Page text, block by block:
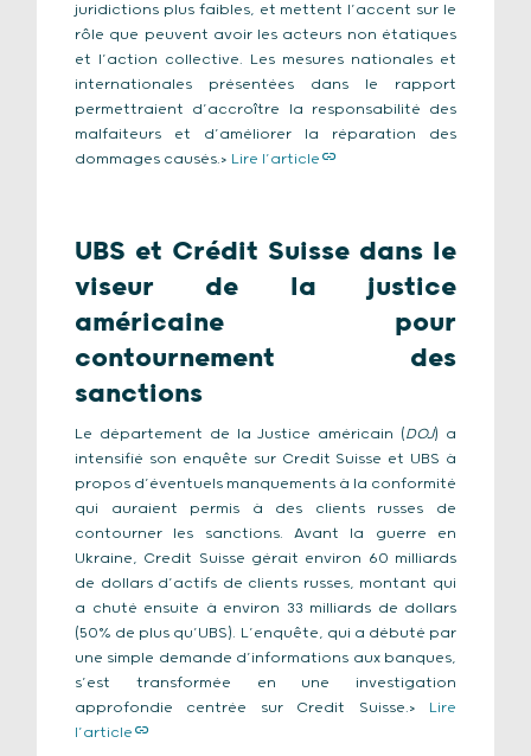
juridictions plus faibles, et mettent l’accent sur le
rôle que peuvent avoir les acteurs non étatiques
et l’action collective. Les mesures nationales et
internationales présentées dans le rapport
permettraient d’accroître la responsabilité des
malfaiteurs et d’améliorer la réparation des
dommages causés.> Lire l’article
UBS et Crédit Suisse dans le
viseur de la justice
américaine pour
contournement des
sanctions
Le département de la Justice américain (DOJ) a
intensifié son enquête sur Credit Suisse et UBS à
propos d’éventuels manquements à la conformité
qui auraient permis à des clients russes de
contourner les sanctions. Avant la guerre en
Ukraine, Credit Suisse gérait environ 60 milliards
de dollars d’actifs de clients russes, montant qui
a chuté ensuite à environ 33 milliards de dollars
(50% de plus qu’UBS). L’enquête, qui a débuté par
une simple demande d’informations aux banques,
s’est transformée en une investigation
approfondie centrée sur Credit Suisse.> Lire
l’article